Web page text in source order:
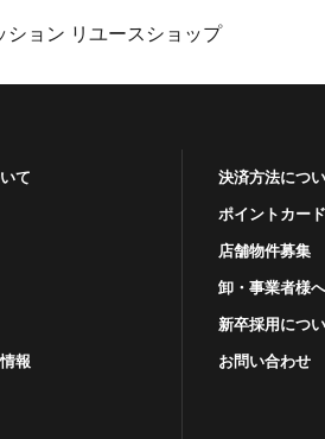
ション リユースショップ
て
報
決済方法につ
ポイントカード
店舗物件募集
卸・事業者様へ
新卒採用につ
お問い合わせ